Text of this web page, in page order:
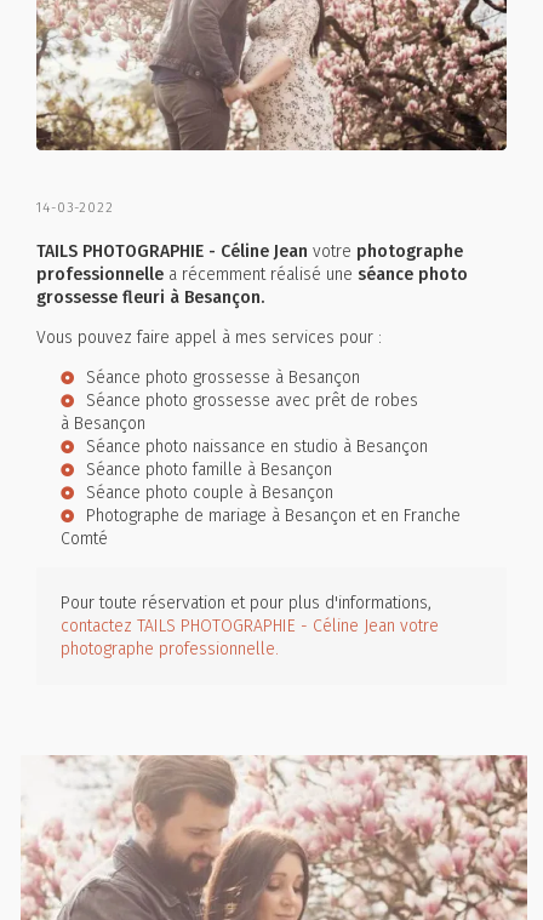
14-03-2022
TAILS PHOTOGRAPHIE - Céline Jean votre photographe
professionnelle a récemment réalisé une séance photo
grossesse fleuri à Besançon.
Vous pouvez faire appel à mes services pour :
Séance photo grossesse à Besançon
Séance photo grossesse avec prêt de robes
à Besançon
Séance photo naissance en studio à Besançon
Séance photo famille à Besançon
Séance photo couple à Besançon
Photographe de mariage à Besançon et en Franche
Comté
Pour toute réservation et pour plus d'informations,
contactez TAILS PHOTOGRAPHIE - Céline Jean votre
photographe professionnelle.